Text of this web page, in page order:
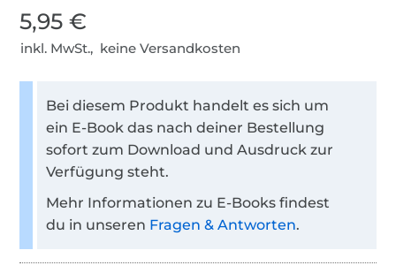
5,95 €
inkl. MwSt., keine Versandkosten
Bei diesem Produkt handelt es sich um
ein E-Book das nach deiner Bestellung
sofort zum Download und Ausdruck zur
Verfügung steht.
Mehr Informationen zu E-Books findest
du in unseren Fragen & Antworten.